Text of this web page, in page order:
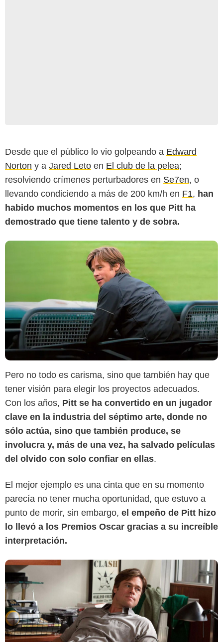
Desde que el público lo vio golpeando a Edward
Norton y a Jared Leto en El club de la pelea;
resolviendo crímenes perturbadores en Se7en, o
llevando condiciendo a más de 200 km/h en F1, han
habido muchos momentos en los que Pitt ha
demostrado que tiene talento y de sobra.
Pero no todo es carisma, sino que también hay que
tener visión para elegir los proyectos adecuados.
Con los años, Pitt se ha convertido en un jugador
clave en la industria del séptimo arte, donde no
sólo actúa, sino que también produce, se
involucra y, más de una vez, ha salvado películas
del olvido con solo confiar en ellas.
El mejor ejemplo es una cinta que en su momento
parecía no tener mucha oportunidad, que estuvo a
punto de morir, sin embargo, el empeño de Pitt hizo
lo llevó a los Premios Oscar gracias a su increíble
interpretación.
Columbia Pictures